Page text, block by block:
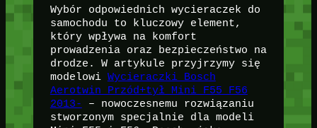
Wybór odpowiednich wycieraczek do
samochodu to kluczowy element,
który wpływa na komfort
prowadzenia oraz bezpieczeństwo na
drodze. W artykule przyjrzymy się
modelowi Wycieraczki Bosch
Aerotwin Przód+tył Mini F55 F56
2013-
– nowoczesnemu rozwiązaniu
stworzonym specjalnie dla modeli